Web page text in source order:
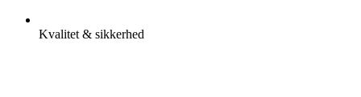
Kvalitet & sikkerhed